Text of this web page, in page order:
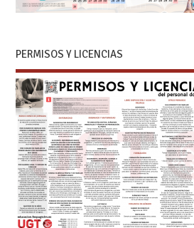
PERMISOS Y LICENCIAS